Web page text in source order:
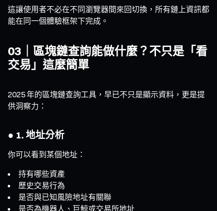
這讓使用者不必在不同瀏覽器間來回切換，所有鏈上資訊都
能在同一個體驗框架下完成。
03｜區塊鏈查詢能做什麼？不只是「看
交易」這麼簡單
2025 年的區塊鏈查詢工具，早已不只是顯示資料，更是提
供洞察力：
● 1. 地址分析
你可以看到某個地址：
持有哪些資產
歷史交易行為
是否與已知風險地址有關聯
是否為機器人、巨鯨或交易所地址